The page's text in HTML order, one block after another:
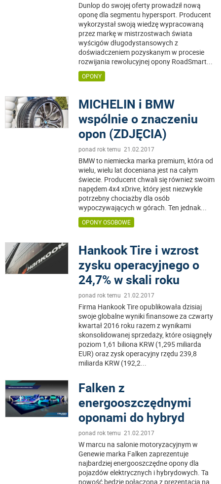
Dunlop do swojej oferty prowadził nową
oponę dla segmentu hypersport. Producent
wykorzystał swoją wiedzę wypracowaną
przez markę w mistrzostwach świata
wyścigów długodystansowych z
doświadczeniem pozyskanym w procesie
rozwijania rewolucyjnej opony RoadSmart...
OPONY
MICHELIN i BMW
wspólnie o znaczeniu
opon (ZDJĘCIA)
ponad rok temu 21.02.2017
BMW to niemiecka marka premium, która od
wielu, wielu lat doceniana jest na całym
świecie. Producent chwali się również swoim
napędem 4x4 xDrive, który jest niezwykle
potrzebny chociażby dla osób
wypoczywających w górach. Ten jednak...
OPONY OSOBOWE
Hankook Tire i wzrost
zysku operacyjnego o
24,7% w skali roku
ponad rok temu 21.02.2017
Firma Hankook Tire opublikowała dzisiaj
swoje globalne wyniki finansowe za czwarty
kwartał 2016 roku razem z wynikami
skonsolidowanej sprzedaży, które osiągnęły
poziom 1,61 biliona KRW (1,295 miliarda
EUR) oraz zysk operacyjny rzędu 239,8
miliarda KRW (192,2...
Falken z
energooszczędnymi
oponami do hybryd
ponad rok temu 21.02.2017
W marcu na salonie motoryzacyjnym w
Genewie marka Falken zaprezentuje
najbardziej energooszczędne opony dla
pojazdów elektrycznych i hybrydowych. Ta
nowość będzie połączona z prezentacją na